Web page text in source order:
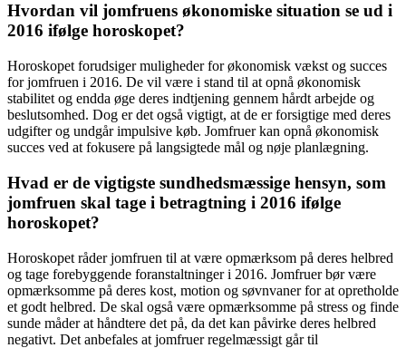
Hvordan vil jomfruens økonomiske situation se ud i
2016 ifølge horoskopet?
Horoskopet forudsiger muligheder for økonomisk vækst og succes
for jomfruen i 2016. De vil være i stand til at opnå økonomisk
stabilitet og endda øge deres indtjening gennem hårdt arbejde og
beslutsomhed. Dog er det også vigtigt, at de er forsigtige med deres
udgifter og undgår impulsive køb. Jomfruer kan opnå økonomisk
succes ved at fokusere på langsigtede mål og nøje planlægning.
Hvad er de vigtigste sundhedsmæssige hensyn, som
jomfruen skal tage i betragtning i 2016 ifølge
horoskopet?
Horoskopet råder jomfruen til at være opmærksom på deres helbred
og tage forebyggende foranstaltninger i 2016. Jomfruer bør være
opmærksomme på deres kost, motion og søvnvaner for at opretholde
et godt helbred. De skal også være opmærksomme på stress og finde
sunde måder at håndtere det på, da det kan påvirke deres helbred
negativt. Det anbefales at jomfruer regelmæssigt går til